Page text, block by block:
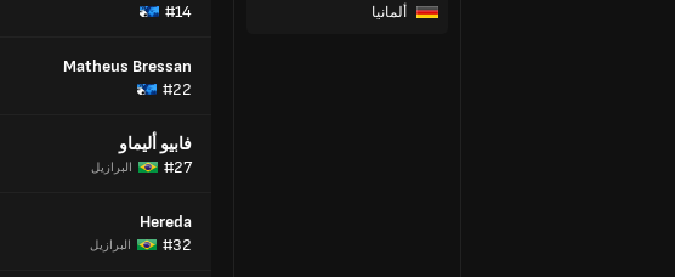
ألمانيا
#14
Matheus Bressan
#22
فابيو أليماو
#27
البرازيل
Hereda
#32
البرازيل